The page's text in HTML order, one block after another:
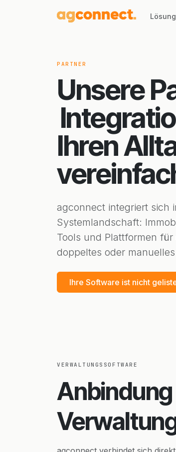
PARTNER
Unsere
Ihren
agconnect integriert sich
Systemlandschaft:
Tools und Plattformen
doppeltes oder
Ihre Software ist nicht
VERWALTUNGSSOFTWARE
Anbindung